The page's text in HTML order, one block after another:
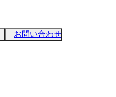
お問い合わせ